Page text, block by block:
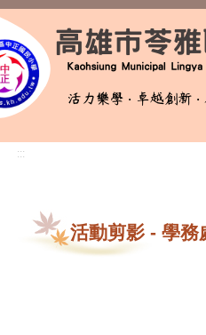
:::
活動剪影 - 學務